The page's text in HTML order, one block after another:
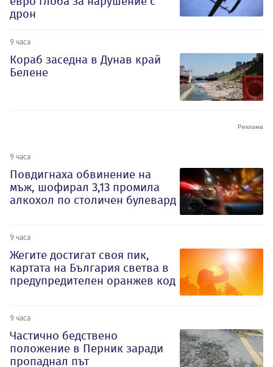
дрон
9 часа
Кораб заседна в Дунав край
Белене
9 часа
Повдигнаха обвинение на
мъж, шофирал 3,13 промила
алкохол по столичен булевард
9 часа
Жегите достигат своя пик,
картата на България светва в
предупредителен оранжев код
9 часа
Частично бедствено
положение в Перник заради
пропаднал път